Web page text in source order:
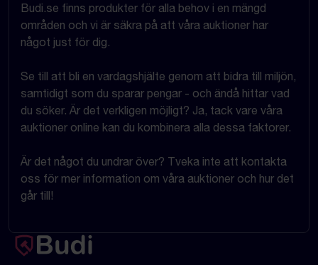
Budi.se finns produkter för alla behov i en mängd
områden och vi är säkra på att våra auktioner har
något just för dig.
Se till att bli en vardagshjälte genom att bidra till miljön,
samtidigt som du sparar pengar - och ändå hittar vad
du söker. Är det verkligen möjligt? Ja, tack vare våra
auktioner online kan du kombinera alla dessa faktorer.
Är det något du undrar över? Tveka inte att kontakta
oss för mer information om våra auktioner och hur det
går till!